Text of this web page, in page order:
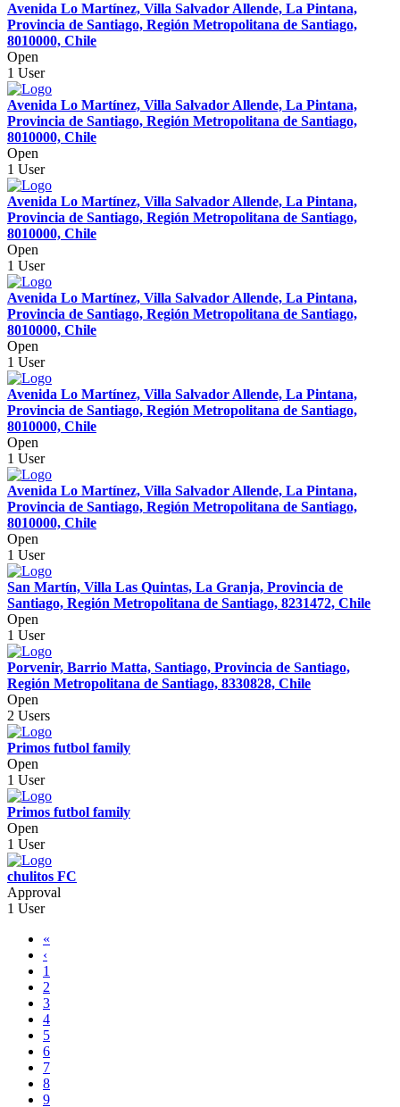
Avenida Lo Martínez, Villa Salvador Allende, La Pintana,
Provincia de Santiago, Región Metropolitana de Santiago,
8010000, Chile
Open
1 User
Avenida Lo Martínez, Villa Salvador Allende, La Pintana,
Provincia de Santiago, Región Metropolitana de Santiago,
8010000, Chile
Open
1 User
Avenida Lo Martínez, Villa Salvador Allende, La Pintana,
Provincia de Santiago, Región Metropolitana de Santiago,
8010000, Chile
Open
1 User
Avenida Lo Martínez, Villa Salvador Allende, La Pintana,
Provincia de Santiago, Región Metropolitana de Santiago,
8010000, Chile
Open
1 User
Avenida Lo Martínez, Villa Salvador Allende, La Pintana,
Provincia de Santiago, Región Metropolitana de Santiago,
8010000, Chile
Open
1 User
Avenida Lo Martínez, Villa Salvador Allende, La Pintana,
Provincia de Santiago, Región Metropolitana de Santiago,
8010000, Chile
Open
1 User
San Martín, Villa Las Quintas, La Granja, Provincia de
Santiago, Región Metropolitana de Santiago, 8231472, Chile
Open
1 User
Porvenir, Barrio Matta, Santiago, Provincia de Santiago,
Región Metropolitana de Santiago, 8330828, Chile
Open
2 Users
Primos futbol family
Open
1 User
Primos futbol family
Open
1 User
chulitos FC
Approval
1 User
«
‹
1
2
3
4
5
6
7
8
9